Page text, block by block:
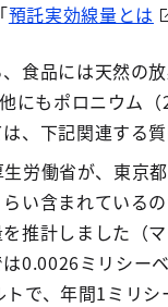
預託実効線量とは
食品には天然の
にもポロニウム
、下記関連する質
労働省が、東京
い含まれている
推計しました（
0.0026ミリシー
で、年間1ミリ